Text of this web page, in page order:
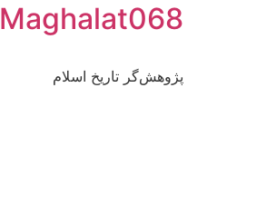
Maghalat068
پژوهش‌گر تاریخ اسلام